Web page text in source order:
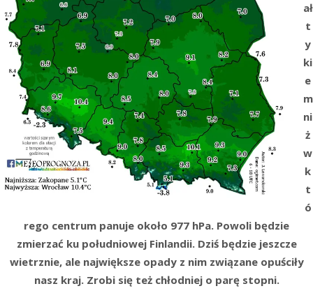
ał
t
y
ki
e
m
ni
ż
w
k
t
ó
rego centrum panuje około 977 hPa. Powoli będzie
zmierzać ku południowej Finlandii. Dziś będzie jeszcze
wietrznie, ale największe opady z nim związane opuściły
nasz kraj. Zrobi się też chłodniej o parę stopni.